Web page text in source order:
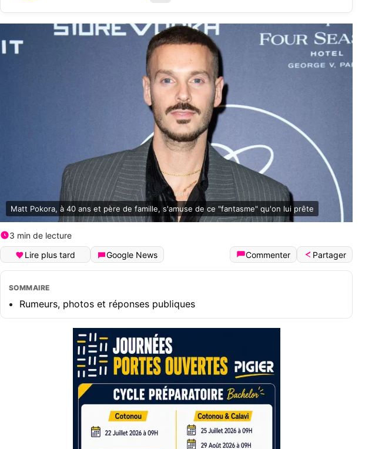
Matt Pokora, à 40 ans et père de famille, s'amuse de ce "fantasme" qu'on lui prête
3 min de lecture
Lire plus tard
Google News Commenter Partager
SOMMAIRE
Rumeurs, photos et réponses publiques